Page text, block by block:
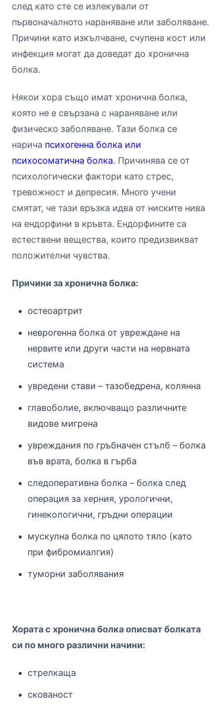
след като сте се излекували от
първоначалното нараняване или заболяване.
Причини като изкълчване, счупена кост или
инфекция могат да доведат до хронична
болка.
Някои хора също имат хронична болка,
която не е свързана с нараняване или
физическо заболяване. Тази болка се
нарича психогенна болка или
психосоматична болка. Причинява се от
психологически фактори като стрес,
тревожност и депресия. Много учени
смятат, че тази връзка идва от ниските нива
на ендорфини в кръвта. Ендорфините са
естествени вещества, които предизвикват
положителни чувства.
Причини за хронична болка:
остеоартрит
неврогенна болка от увреждане на
нервите или други части на нервната
система
увредени стави – тазобедрена, колянна
главоболие, включващо различните
видове мигрена
увреждания по гръбначен стълб – болка
във врата, болка в гърба
следоперативна болка – болка след
операция за херния, урологични,
гинекологични, гръдни операции
мускулна болка по цялото тяло (като
при фибромиалгия)
туморни заболявания
Хората с хронична болка описват болката
си по много различни начини:
стрелкаща
скованост